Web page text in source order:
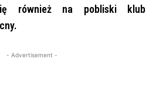
również na pobliski klub
- Advertisement -